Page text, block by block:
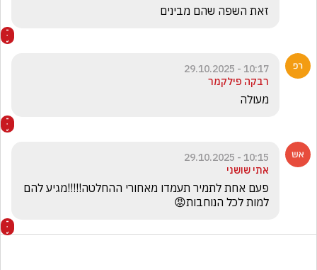
זאת השפה שהם מבינים
10:17 - 29.10.2025
רבקה פילקמר
מעולה
10:15 - 29.10.2025
אתי שושני
למות לכל הנוחבות😡